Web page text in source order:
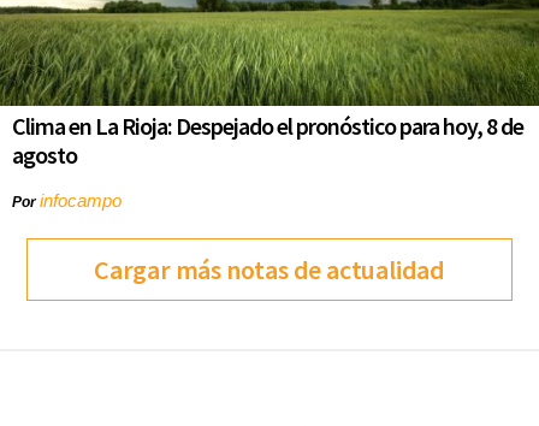
Clima en La Rioja: Despejado el pronóstico para hoy, 8 de
agosto
Porinfocampo
Cargar más notas de actualidad